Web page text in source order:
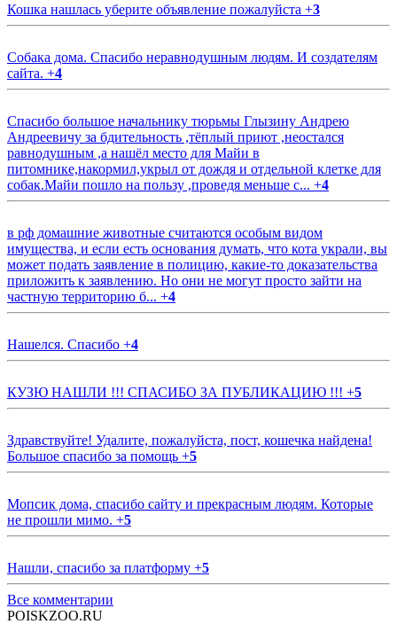
Кошка нашлась уберите объявление пожалуйста +3
Собака дома. Спасибо неравнодушным людям. И создателям
сайта. +4
Спасибо большое начальнику тюрьмы Глызину Андрею
Андреевичу за бдительность ,тёплый приют ,неостался
равнодушным ,а нашёл место для Майи в
питомнике,накормил,укрыл от дождя и отдельной клетке для
собак.Майи пошло на пользу ,проведя меньше с... +4
в рф домашние животные считаются особым видом
имущества, и если есть основания думать, что кота украли, вы
может подать заявление в полицию, какие-то доказательства
приложить к заявлению. Но они не могут просто зайти на
частную территорию б... +4
Нашелся. Спасибо +4
КУЗЮ НАШЛИ !!! СПАСИБО ЗА ПУБЛИКАЦИЮ !!! +5
Здравствуйте! Удалите, пожалуйста, пост, кошечка найдена!
Большое спасибо за помощь +5
Мопсик дома, спасибо сайту и прекрасным людям. Которые
не прошли мимо. +5
Нашли, спасибо за платформу +5
Все комментарии
POISKZOO.RU